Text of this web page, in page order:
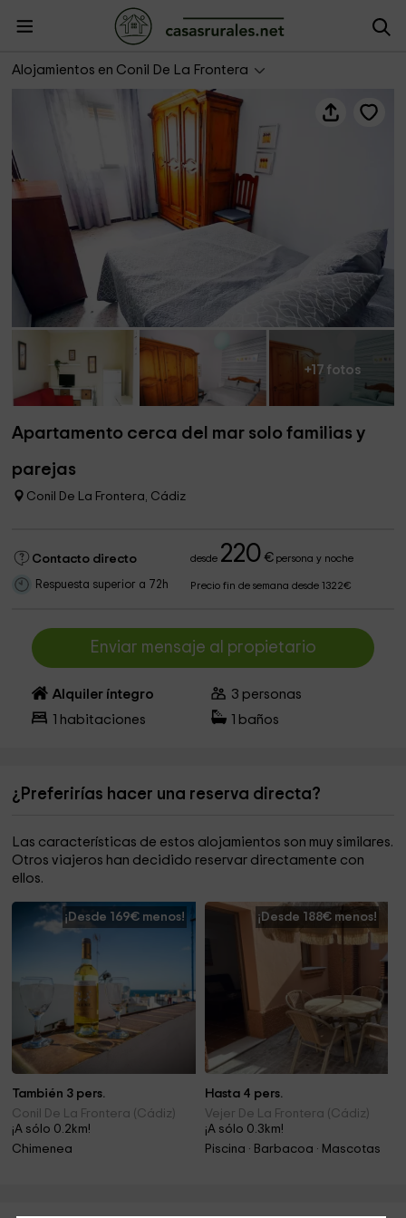
Alojamientos en Conil De La Frontera
Apartamento cerca del mar solo familias y parejas
+17 fotos
Apartamento cerca del mar solo familias y
parejas
Conil De La Frontera, Cádiz
Contacto directo desde 220 €persona y noche
Respuesta superior a 72h Precio fin de semana desde 1322€
Enviar mensaje al propietario
Alquiler íntegro 3 personas
habitaciones baños
¿Preferirías hacer una reserva directa?
Las características de estos alojamientos son muy similares.
Otros viajeros han decidido reservar directamente con
ellos.
¡Desde 169€ menos!
También 3 pers.
Conil De La Frontera (Cádiz)
¡A sólo 0.2km!
Chimenea
¡Desde 188€ menos!
Hasta 4 pers.
Vejer De La Frontera (Cádiz)
¡A sólo 0.3km!
Piscina · Barbacoa · Mascotas